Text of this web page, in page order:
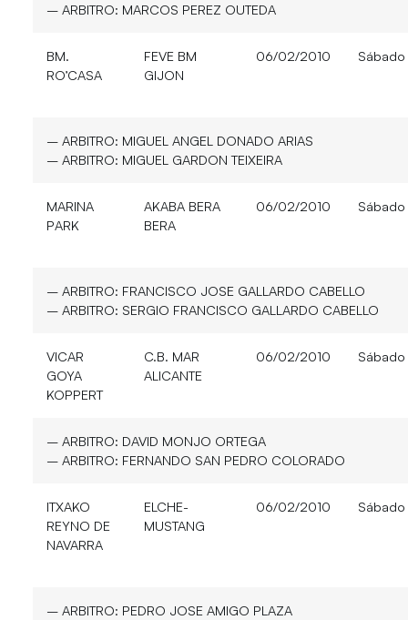
– ARBITRO: MARCOS PEREZ OUTEDA
BM.
RO’CASA
FEVE BM
GIJON
06/02/2010 Sábado
– ARBITRO: MIGUEL ANGEL DONADO ARIAS
– ARBITRO: MIGUEL GARDON TEIXEIRA
MARINA
PARK
AKABA BERA
BERA
06/02/2010 Sábado
– ARBITRO: FRANCISCO JOSE GALLARDO CABELLO
– ARBITRO: SERGIO FRANCISCO GALLARDO CABELLO
VICAR
GOYA
KOPPERT
C.B. MAR
ALICANTE
06/02/2010 Sábado
– ARBITRO: DAVID MONJO ORTEGA
– ARBITRO: FERNANDO SAN PEDRO COLORADO
ITXAKO
REYNO DE
NAVARRA
ELCHE-
MUSTANG
06/02/2010 Sábado
– ARBITRO: PEDRO JOSE AMIGO PLAZA